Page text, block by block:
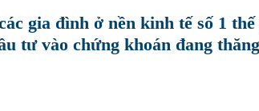
gia đình ở nền kinh tế số 1 thế
tư vào chứng khoán đang